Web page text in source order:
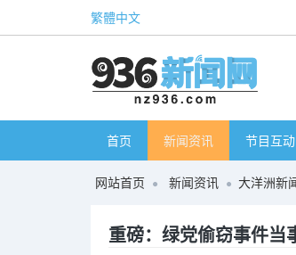
繁體中文
首页 新闻资讯 节目互动
网站首页 新闻资讯 大洋洲新
重磅：绿党偷窃事件当